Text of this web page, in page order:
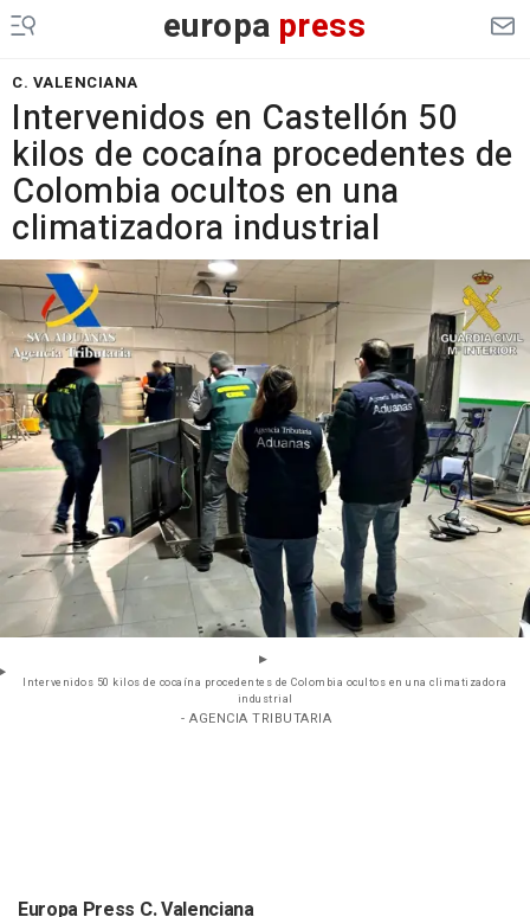
europa press
C. VALENCIANA
Intervenidos en Castellón 50
kilos de cocaína procedentes de
Colombia ocultos en una
climatizadora industrial
Intervenidos 50 kilos de cocaína procedentes de Colombia ocultos en una climatizadora
industrial
- AGENCIA TRIBUTARIA
Europa Press C. Valenciana